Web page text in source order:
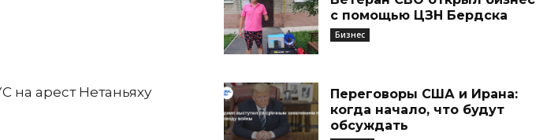
на арест Нетаньяху
с помощью ЦЗН Бердска
Бизнес
Переговоры США и Ирана:
когда начало, что будут
обсуждать